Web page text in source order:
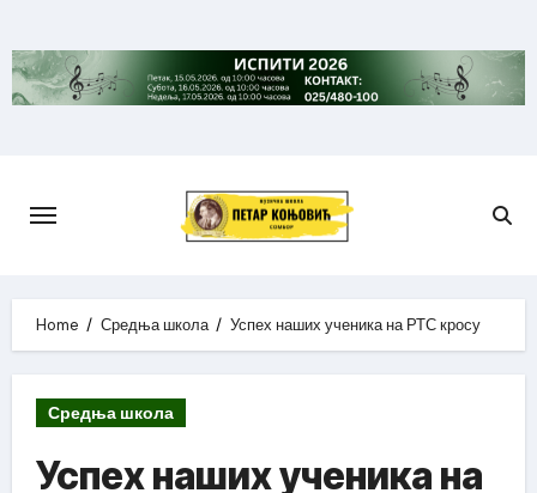
to
content
Home Средња школа Успех наших ученика на РТС кросу
Средња школа
Успех наших ученика на